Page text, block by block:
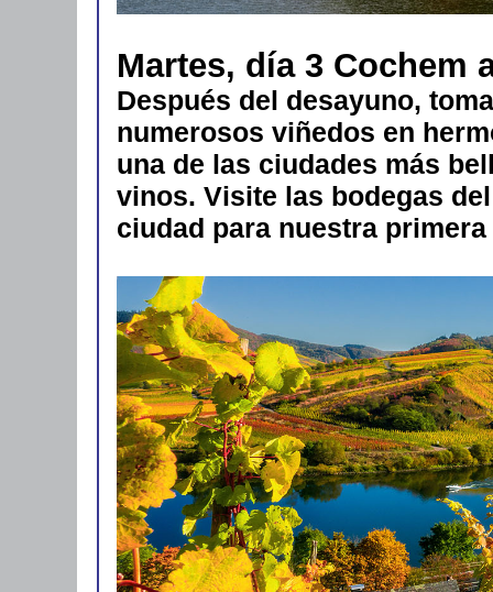
Martes, día 3 Cochem
Después del desayuno,
numerosos viñedos en
una de las ciudades más
vinos. Visite las bodegas
ciudad para nuestra